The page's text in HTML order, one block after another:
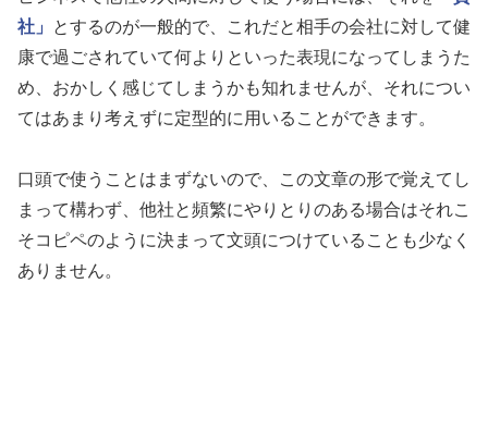
社」
とするのが一般的で、これだと相手の会社に対して健
康で過ごされていて何よりといった表現になってしまうた
め、おかしく感じてしまうかも知れませんが、それについ
てはあまり考えずに定型的に用いることができます。
口頭で使うことはまずないので、この文章の形で覚えてし
まって構わず、他社と頻繁にやりとりのある場合はそれこ
そコピペのように決まって文頭につけていることも少なく
ありません。